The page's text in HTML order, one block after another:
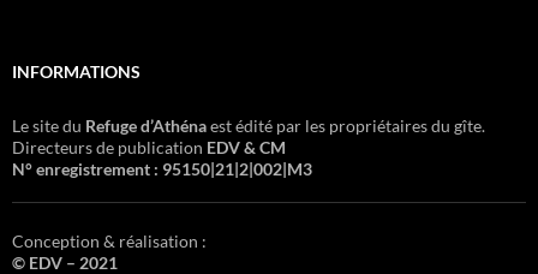
INFORMATIONS
Le site du Refuge d’Athénaest édité par les propriétaires du gîte.
Directeurs de publication EDV & CM
N° enregistrement : 95150|21|2|002|M3
Conception & réalisation :
© EDV – 2021